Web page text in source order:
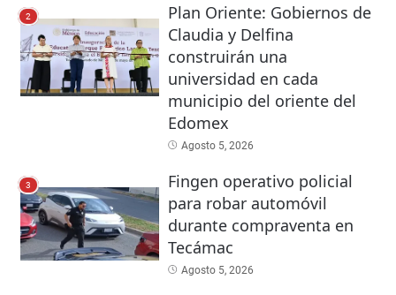
2
Plan Oriente: Gobiernos de
Claudia y Delfina
construirán una
universidad en cada
municipio del oriente del
Edomex
Agosto 5, 2026
3
Fingen operativo policial
para robar automóvil
durante compraventa en
Tecámac
Agosto 5, 2026